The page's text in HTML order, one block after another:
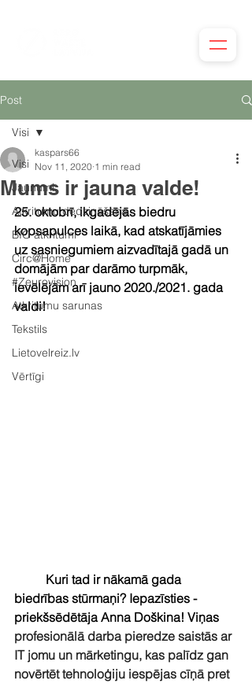
Post
Visi
Jaunumi
Atkritumu dedzināšana
BIO atkritumi
Circ@Home
#Zeurovision
Atkritumu sarunas
Tekstils
Lietovelreiz.lv
Vērtīgi
Visi
Mums ir jauna valde!
kaspars66
Nov 11, 2020 1 min read
25. oktobrī, ikgadējās biedru
kopsapulces laikā, kad atskatījāmies
uz sasniegumiem aizvadītajā gadā un
domājām par darāmo turpmāk,
ievēlējām arī jauno 2020./2021. gada
valdi!
Kuri tad ir nākamā gada
biedrības stūrmaņi? Iepazīsties -
priekšsēdētāja Anna Doškina! Viņas
profesionālā darba pieredze saistās ar
IT jomu un mārketingu, kas palīdz gan
novērtēt tehnoloģiju iespējas cīņā pret